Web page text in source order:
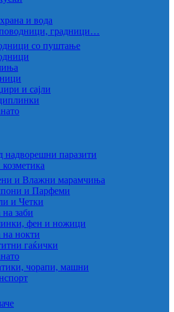
и вода
градници…
со пуштање
и сајли
надворешни паразити
и Влажни марамчиња
и Парфеми
и Четки
заби
фен и ножици
на нокти
гаќички
чорапи, машни